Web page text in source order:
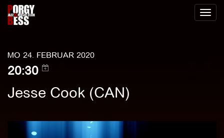
Toggle
MO 24. FEBRUAR 2020
20:30
Jesse Cook (CAN)